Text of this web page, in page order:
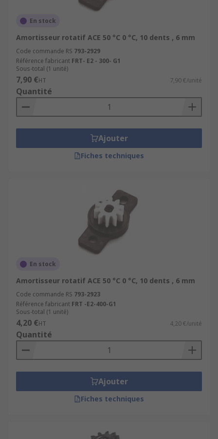
En stock
Amortisseur rotatif ACE 50 °C 0 °C, 10 dents , 6 mm
Code commande RS 793-2929
Référence fabricant FRT- E2 - 300- G1
Sous-total (1 unité)
7,90 €HT 7,90 €/unité
Quantité
Ajouter
Fiches techniques
En stock
Amortisseur rotatif ACE 50 °C 0 °C, 10 dents , 6 mm
Code commande RS 793-2923
Référence fabricant FRT -E2-400-G1
Sous-total (1 unité)
4,20 €HT 4,20 €/unité
Quantité
Ajouter
Fiches techniques